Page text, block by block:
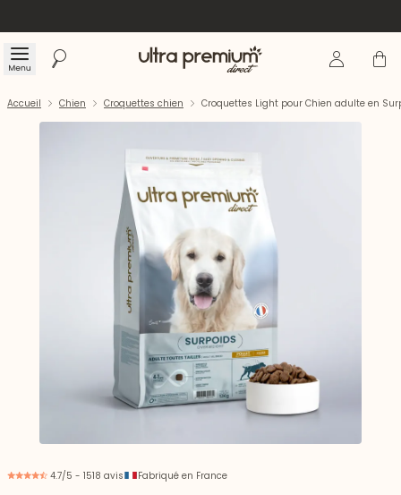
Menu Rechercher Accueil Se Panier
Accueil Chien Croquettes chien Croquettes Light pour Chien adulte en
4.7/5 - 1518 avis Fabriqué en France